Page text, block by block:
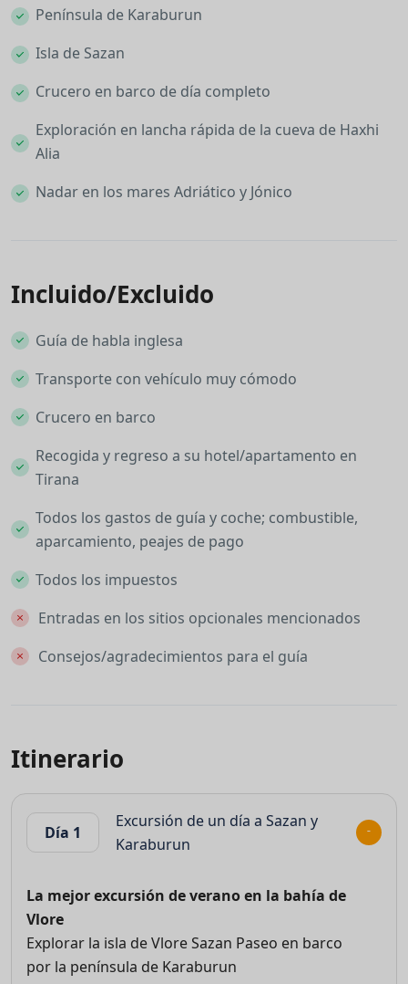
Península de Karaburun
Isla de Sazan
Crucero en barco de día completo
Exploración en lancha rápida de la cueva de Haxhi
Alia
Nadar en los mares Adriático y Jónico
Incluido/Excluido
Guía de habla inglesa
Transporte con vehículo muy cómodo
Crucero en barco
Recogida y regreso a su hotel/apartamento en
Tirana
Todos los gastos de guía y coche; combustible,
aparcamiento, peajes de pago
Todos los impuestos
Entradas en los sitios opcionales mencionados
Consejos/agradecimientos para el guía
Itinerario
Día 1
Excursión de un día a Sazan y
Karaburun
La mejor excursión de verano en la bahía de
Vlore
Explorar la isla de Vlore Sazan Paseo en barco
por la península de Karaburun